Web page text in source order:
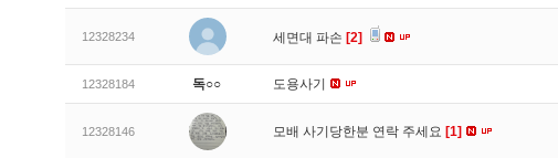
12328234 세면대 파손 [2]
12328184 독○○ 도용사기
12328146 모배 사기당한분 연락 주세요 [1]